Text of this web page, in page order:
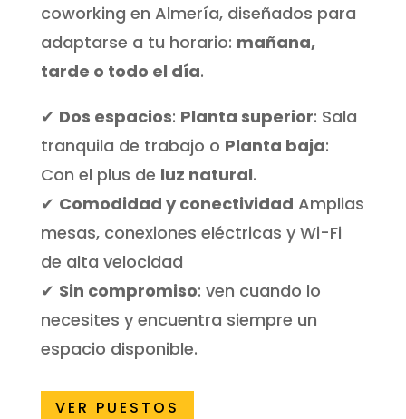
coworking en Almería, diseñados para
adaptarse a tu horario: mañana,
tarde o todo el día.
✔ Dos espacios: Planta superior: Sala
tranquila de trabajo o Planta baja:
Con el plus de luz natural.
✔ Comodidad y conectividad Amplias
mesas, conexiones eléctricas y Wi-Fi
de alta velocidad
✔ Sin compromiso: ven cuando lo
necesites y encuentra siempre un
espacio disponible.
VER PUESTOS